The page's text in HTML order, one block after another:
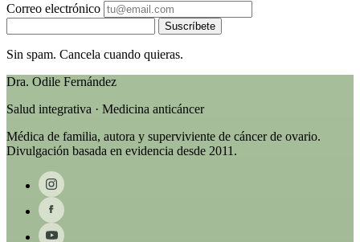
Correo electrónico
Suscríbete
Sin spam. Cancela cuando quieras.
Dra. Odile Fernández
Salud integrativa · Medicina anticáncer
Médica de familia, autora y superviviente de cáncer de ovario.
Divulgación basada en evidencia desde 2011.